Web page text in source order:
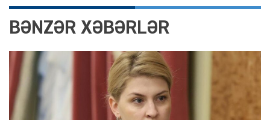
BƏNZƏR XƏBƏRLƏR